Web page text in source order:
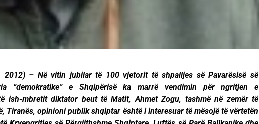
2012) – Në vitin jubilar të 100 vjetorit të shpalljes së Pavarësisë së
“demokratike” e Shqipërisë ka marrë vendimin për ngritjen e
ish-mbretit diktator beut të Matit, Ahmet Zogu, tashmë në zemër të
Tiranës, opinioni publik shqiptar është i interesuar të mësojë të vërtetën